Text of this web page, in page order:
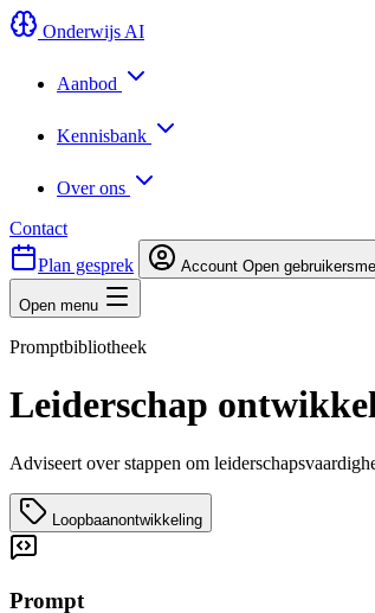
Onderwijs AI
Aanbod
Kennisbank
Over ons
Contact
Plan gesprek
Account Open
Open menu
Promptbibliotheek
Leiderschap
Adviseert over stappen om
Loopbaanontwikkeling
Prompt